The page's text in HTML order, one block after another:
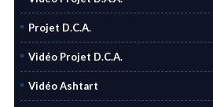
Projet D.C.A.
Vidéo Projet D.C.A.
Vidéo Ashtart